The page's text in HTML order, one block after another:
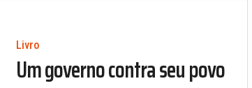
Livro
Um governo contra seu povo